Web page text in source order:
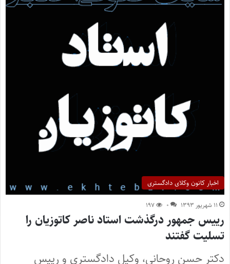
اخبار کانون وکلای دادگستری
۱۱ شهریور ۱۳۹۳ ۰ ۱۹۷
رییس جمهور درگذشت استاد ناصر کاتوزیان را
تسلیت گفتند
دکتر حسن روحانی، وکیل دادگستری و رییس